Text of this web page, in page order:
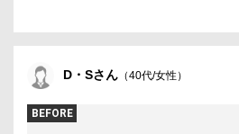
D・Sさん （40代/女性）
BEFORE